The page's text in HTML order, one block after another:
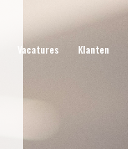
Vacatures Klanten